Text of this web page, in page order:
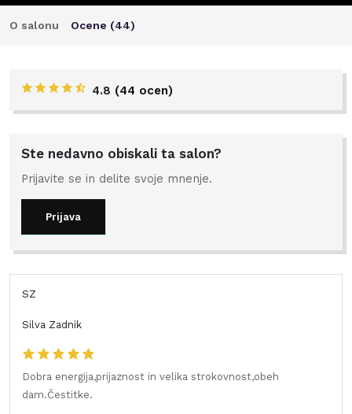
O salonu Ocene (44)
4.8 (44 ocen)
Ste nedavno obiskali ta salon?
Prijavite se in delite svoje mnenje.
Prijava
SZ
Silva Zadnik
Dobra energija,prijaznost in velika strokovnost,obeh
dam.Čestitke.